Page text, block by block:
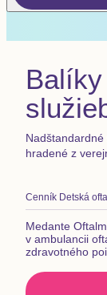
hradené z
Cenník Detská
Medante
v ambulancii
zdravotného